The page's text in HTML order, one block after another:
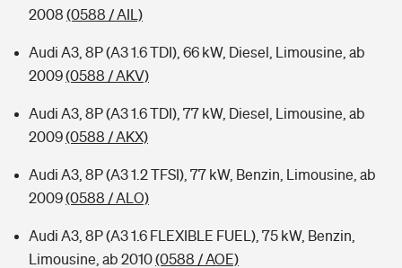
2008 (0588 / AIL)
Audi A3, 8P (A3 1.6 TDI), 66 kW, Diesel, Limousine, ab
2009(0588 / AKV)
Audi A3, 8P (A3 1.6 TDI), 77 kW, Diesel, Limousine, ab
2009(0588 / AKX)
Audi A3, 8P (A3 1.2 TFSI), 77 kW, Benzin, Limousine, ab
2009(0588 / ALO)
Audi A3, 8P (A3 1.6 FLEXIBLE FUEL), 75 kW, Benzin,
Limousine, ab 2010(0588 / AOE)